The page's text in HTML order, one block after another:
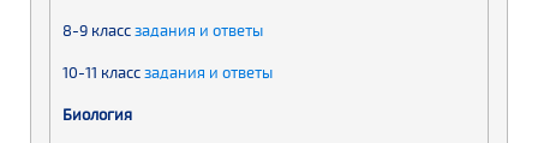
8-9 классзадания и ответы
10-11 классзадания и ответы
Биология